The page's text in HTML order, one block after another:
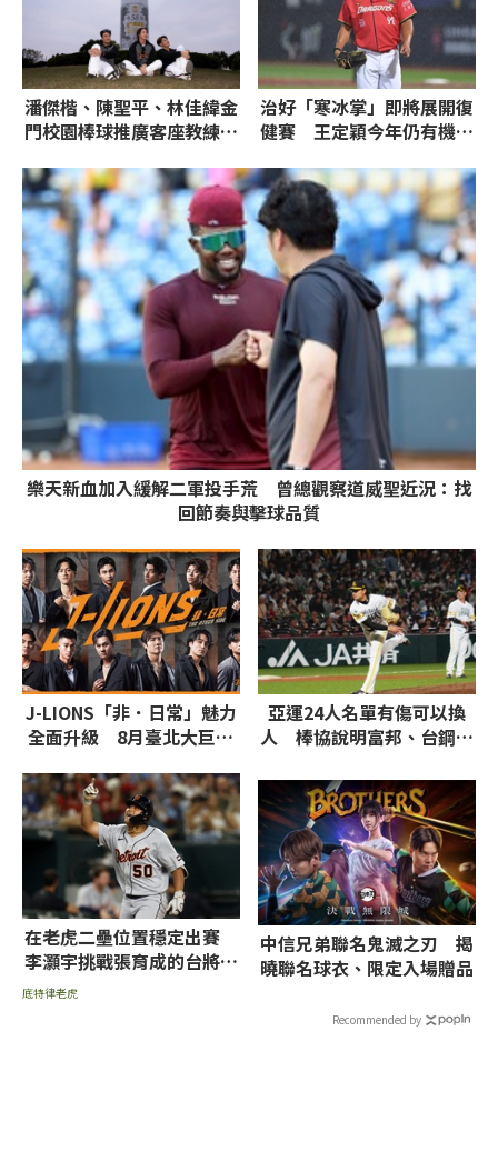
潘傑楷、陳聖平、林佳緯金
門校園棒球推廣客座教練
治好「寒冰掌」即將展開復
健賽 王定穎今年仍有機會
樂天新血加入緩解二軍投手荒 曾總觀察道威聖近況：找
回節奏與擊球品質
J-LIONS「非．日常」魅力
全面升級 8月臺北大巨蛋
亞運24人名單有傷可以換
人 棒協說明富邦、台鋼列
在老虎二壘位置穩定出賽
李灝宇挑戰張育成的台將單
底特律老虎
中信兄弟聯名鬼滅之刃 揭
曉聯名球衣、限定入場贈品
Recommended by